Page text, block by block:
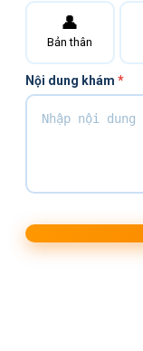
👤
Bản thân
Nội dung khám *